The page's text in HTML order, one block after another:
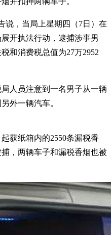
说，当局上星期四（7日）在
开执法行动，逮捕涉事男
和消费税总值为27万2952
人员注意到一名男子从一辆
外一辆汽车。
获纸箱内的2550条漏税香
，两辆车子和漏税香烟也被